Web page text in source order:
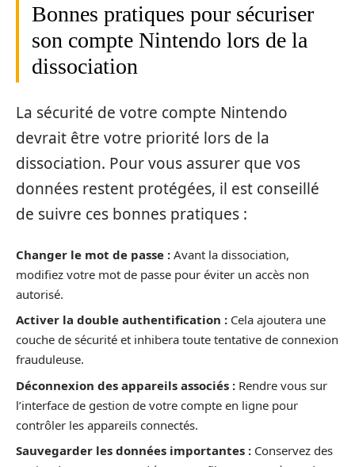
Bonnes pratiques pour sécuriser
son compte Nintendo lors de la
dissociation
La sécurité de votre compte Nintendo
devrait être votre priorité lors de la
dissociation. Pour vous assurer que vos
données restent protégées, il est conseillé
de suivre ces bonnes pratiques :
Changer le mot de passe : Avant la dissociation,
modifiez votre mot de passe pour éviter un accès non
autorisé.
Activer la double authentification : Cela ajoutera une
couche de sécurité et inhibera toute tentative de connexion
frauduleuse.
Déconnexion des appareils associés : Rendre vous sur
l’interface de gestion de votre compte en ligne pour
contrôler les appareils connectés.
Sauvegarder les données importantes : Conservez des